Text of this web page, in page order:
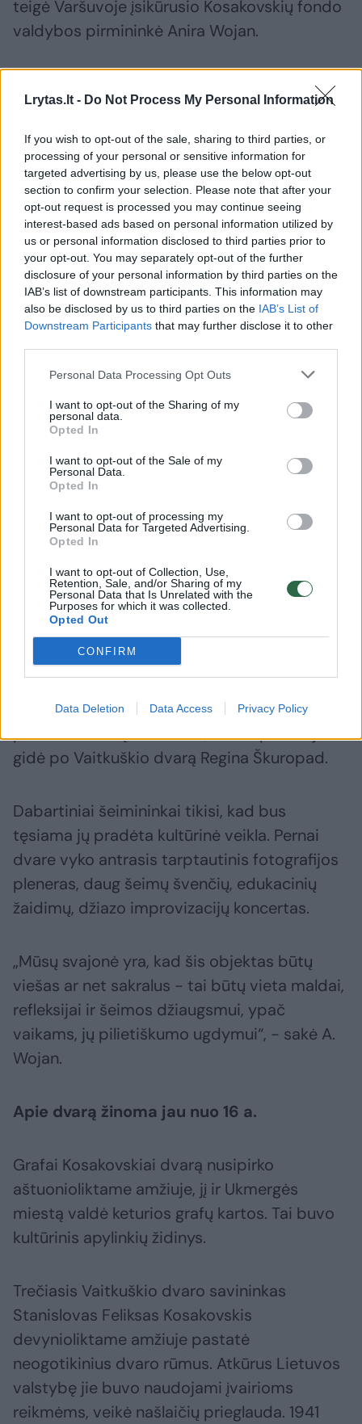
Lrytas.lt - Do Not Process My Personal Information
If you wish to opt-out of the sale, sharing to third parties, or
processing of your personal or sensitive information for
targeted advertising by us, please use the below opt-out
section to confirm your selection. Please note that after your
opt-out request is processed you may continue seeing
interest-based ads based on personal information utilized by
us or personal information disclosed to third parties prior to
your opt-out. You may separately opt-out of the further
disclosure of your personal information by third parties on the
IAB’s list of downstream participants. This information may
also be disclosed by us to third parties on the IAB’s List of
Downstream Participants that may further disclose it to other
Personal Data Processing Opt Outs
I want to opt-out of the Sharing of my
personal data.
Opted In
I want to opt-out of the Sale of my
Personal Data.
Opted In
I want to opt-out of processing my
Personal Data for Targeted Advertising.
Opted In
I want to opt-out of Collection, Use,
Retention, Sale, and/or Sharing of my
Personal Data that Is Unrelated with the
Purposes for which it was collected.
Opted Out
CONFIRM
Data Deletion Data Access Privacy Policy
teigė Varšuvoje įsikūrusio Kosakovskių fondo
valdybos pirmininkė Anira Wojan.
Anot jos, tikimasi, kad dvaras bus erdvė, kur
bus paminėtos visos tautos, prisidėjusios
prie Ukmergės kultūrinio ir ekonominio
gyvenimo - lietuviai, lenkai, rusai, baltarusiai,
žydai, ukrainiečiai, prancūzai, italai, škotai,
britai.
Jau sulaukta susidomėjimo ir iš galimų
pirkėjų, bet kol kas dvaro dar niekas
nenupirko.
Škuropad, dvaras yra įsikūręs patogioje
geografinėje padėtyje - čia susikerta keliai iš
Vilniaus, Kauno, Panevėžio. Nuo Ukmergės
dvaras nutolęs per penkis kilometrus Varinės
kaimo kryptimi.
Dvare noriai lankosi turistai, vyksta nemažai
trys tūkstančiai turistų.
„Sakykim gegužę - birželį apsilankė arti 500
(turistų - BNS). Atvyksta didesnės ar
mažesnės grupės, važiuoja po Ukmergės
dvarų žiedą ir staiga perskaito internete arba
pamato bokštą, ir užsuka“, - BNS pasakojo
gidė po Vaitkuškio dvarą Regina Škuropad.
Dabartiniai šeimininkai tikisi, kad bus
tęsiama jų pradėta kultūrinė veikla. Pernai
dvare vyko antrasis tarptautinis fotografijos
pleneras, daug šeimų švenčių, edukacinių
žaidimų, džiazo improvizacijų koncertas.
„Mūsų svajonė yra, kad šis objektas būtų
viešas ar net sakralus - tai būtų vieta maldai,
refleksijai ir šeimos džiaugsmui, ypač
vaikams, jų pilietiškumo ugdymui“, - sakė A.
Wojan.
Apie dvarą žinoma jau nuo 16 a.
Grafai Kosakovskiai dvarą nusipirko
aštuonioliktame amžiuje, jį ir Ukmergės
miestą valdė keturios grafų kartos. Tai buvo
kultūrinis apylinkių židinys.
Trečiasis Vaitkuškio dvaro savininkas
Stanislovas Feliksas Kosakovskis
devynioliktame amžiuje pastatė
neogotikinius dvaro rūmus. Atkūrus Lietuvos
valstybę jie buvo naudojami įvairioms
reikmėms, veikė našlaičių prieglauda. 1941